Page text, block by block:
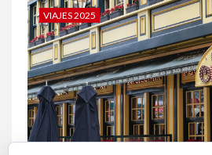
Regala Escapadas
VIAJES 2025